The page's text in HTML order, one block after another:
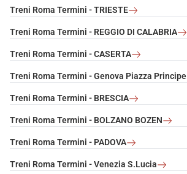
Treni Roma Termini - TRIESTE
Treni Roma Termini - REGGIO DI CALABRIA
Treni Roma Termini - CASERTA
Treni Roma Termini - Genova Piazza Principe
Treni Roma Termini - BRESCIA
Treni Roma Termini - BOLZANO BOZEN
Treni Roma Termini - PADOVA
Treni Roma Termini - Venezia S.Lucia